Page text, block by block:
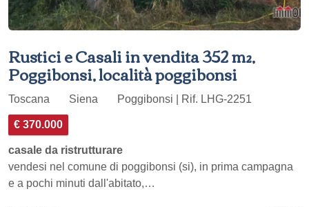
Rustici e Casali in vendita 352 m²,
Poggibonsi, località poggibonsi
Toscana Siena Poggibonsi | Rif. LHG-2251
€ 370.000
casale da ristrutturare
vendesi nel comune di poggibonsi (si), in prima campagna
e a pochi minuti dall'abitato,…